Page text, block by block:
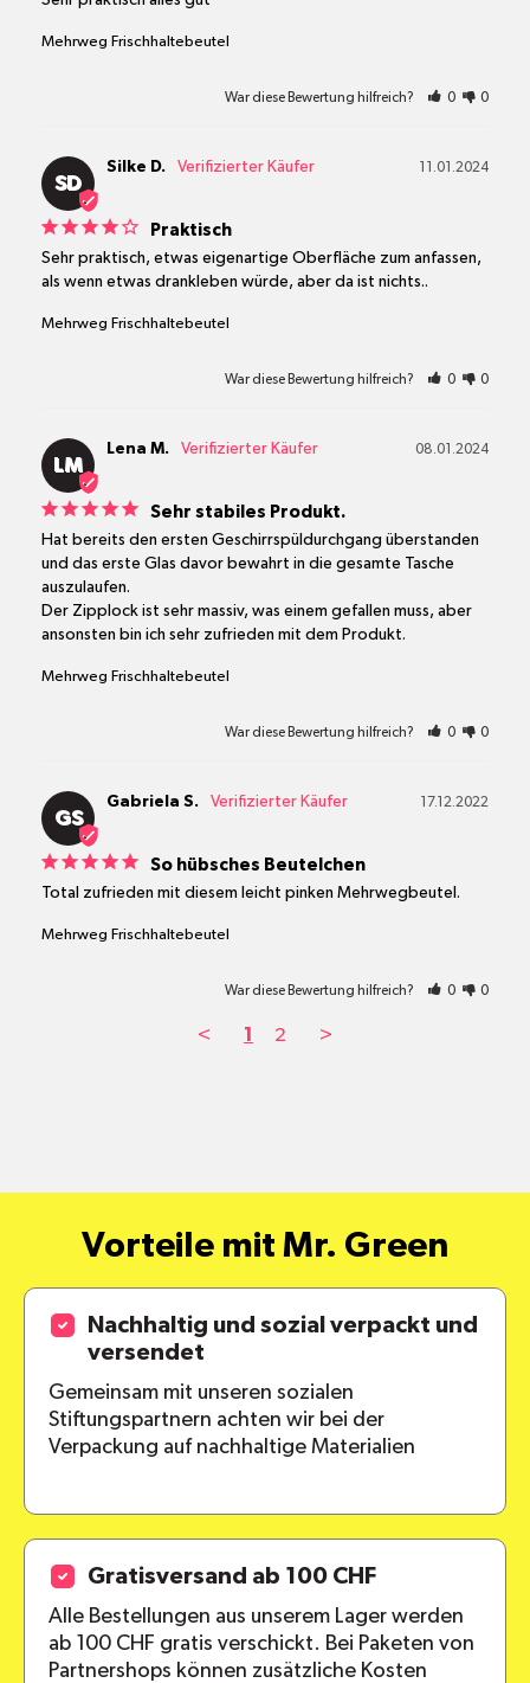
Mehrweg Frischhaltebeutel
War diese Bewertung hilfreich? 0 0
SD
11.01.2024
Silke D.
Praktisch
Sehr praktisch, etwas eigenartige Oberfläche zum anfassen,
Mehrweg Frischhaltebeutel
War diese Bewertung hilfreich? 0 0
LM
08.01.2024
Lena M.
Sehr stabiles Produkt.
Hat bereits den ersten Geschirrspüldurchgang überstanden
und das erste Glas davor bewahrt in die gesamte Tasche
auszulaufen.
Der Zipplock ist sehr massiv, was einem gefallen muss, aber
ansonsten bin ich sehr zufrieden mit dem Produkt.
Mehrweg Frischhaltebeutel
War diese Bewertung hilfreich? 0 0
GS
17.12.2022
Gabriela S.
So hübsches Beutelchen
Total zufrieden mit diesem leicht pinken Mehrwegbeutel.
Mehrweg Frischhaltebeutel
War diese Bewertung hilfreich? 0 0
< 1 2 >
Vorteile mit Mr. Green
Nachhaltig und sozial verpackt und
versendet
Gemeinsam mit unseren sozialen
Stiftungspartnern achten wir bei der
Verpackung auf nachhaltige Materialien
Gratisversand ab 100 CHF
Alle Bestellungen aus unserem Lager werden
ab 100 CHF gratis verschickt. Bei Paketen von
Partnershops können zusätzliche Kosten